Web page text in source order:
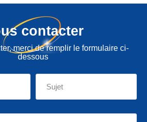
contacter
merci de remplir le formulaire ci-
dessous